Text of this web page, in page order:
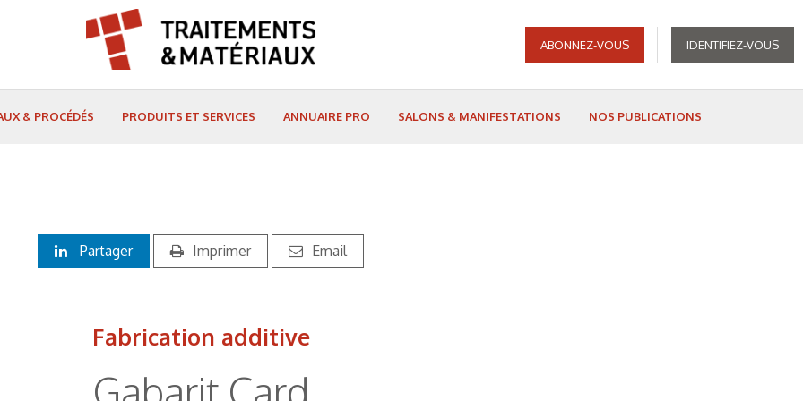
ABONNEZ-VOUS IDENTIFIEZ-VOUS
& PROCÉDÉS PRODUITS ET SERVICES ANNUAIRE PRO SALONS & MANIFESTATIONS NOS PUBLICATIONS
Partager Imprimer Email
Fabrication additive
Gabarit Card